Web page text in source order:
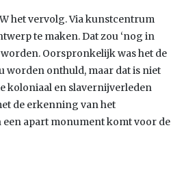
het vervolg. Via kunstcentrum
te maken. Dat zou ‘nog in
Oorspronkelijk was het de
worden onthuld, maar dat is niet
koloniaal en slavernijverleden
de erkenning van het
een apart monument komt voor de